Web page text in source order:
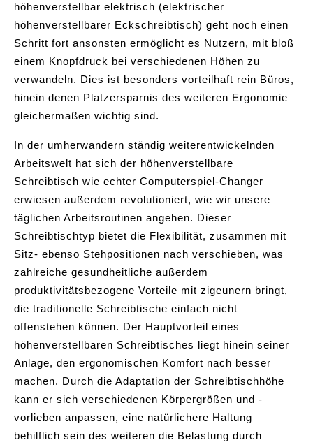
höhenverstellbar elektrisch (elektrischer
höhenverstellbarer Eckschreibtisch) geht noch einen
Schritt fort ansonsten ermöglicht es Nutzern, mit bloß
einem Knopfdruck bei verschiedenen Höhen zu
verwandeln. Dies ist besonders vorteilhaft rein Büros,
hinein denen Platzersparnis des weiteren Ergonomie
gleichermaßen wichtig sind.
In der umherwandern ständig weiterentwickelnden
Arbeitswelt hat sich der höhenverstellbare
Schreibtisch wie echter Computerspiel-Changer
erwiesen außerdem revolutioniert, wie wir unsere
täglichen Arbeitsroutinen angehen. Dieser
Schreibtischtyp bietet die Flexibilität, zusammen mit
Sitz- ebenso Stehpositionen nach verschieben, was
zahlreiche gesundheitliche außerdem
produktivitätsbezogene Vorteile mit zigeunern bringt,
die traditionelle Schreibtische einfach nicht
offenstehen können. Der Hauptvorteil eines
höhenverstellbaren Schreibtisches liegt hinein seiner
Anlage, den ergonomischen Komfort nach besser
machen. Durch die Adaptation der Schreibtischhöhe
kann er sich verschiedenen Körpergrößen und -
vorlieben anpassen, eine natürlichere Haltung
behilflich sein des weiteren die Belastung durch